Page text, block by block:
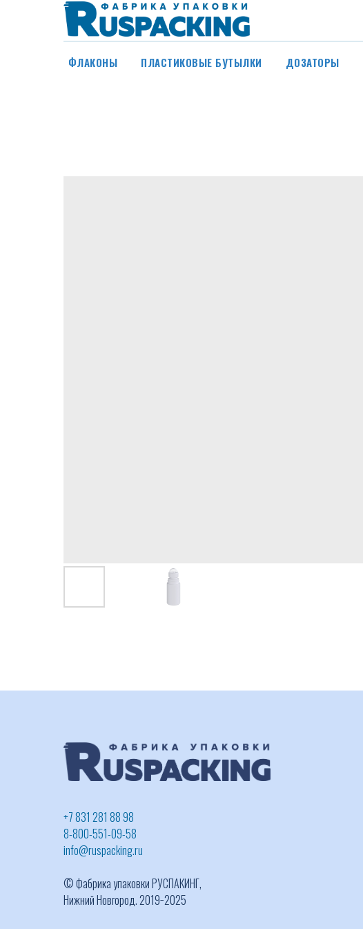
ФЛАКОНЫ ПЛАСТИКОВЫЕ БУТЫЛКИ ДОЗАТОРЫ
+7 831 281 88 98
8-800-551-09-58
info@ruspacking.ru
© Фабрика упаковки РУСПАКИНГ,
Нижний Новгород. 2019−2025